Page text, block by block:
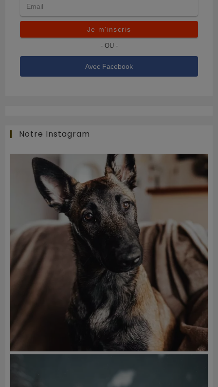
Je m'inscris
- OU -
Avec Facebook
Notre Instagram